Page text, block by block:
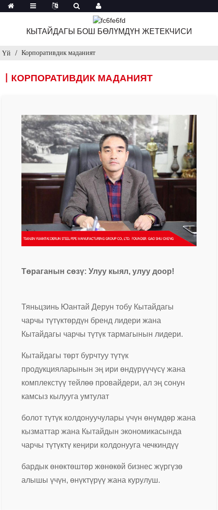
КЫТАЙДАГЫ БОШ БӨЛҮМДҮН ЖЕТЕКЧИСИ
Үй Корпоративдик маданият
丨КОРПОРАТИВДИК МАДАНИЯТ
Төраганын сөзү: Улуу кыял, улуу доор!
Тяньцзинь Юантай Дерун тобу Кытайдагы
чарчы түтүктөрдүн бренд лидери жана
Кытайдагы чарчы түтүк тармагынын лидери.
Кытайдагы төрт бурчтуу түтүк
продукцияларынын эң ири өндүрүүчүсү жана
комплекстүү тейлөө провайдери, ал эң сонун
камсыз кылууга умтулат
болот түтүк колдонуучулары үчүн өнүмдөр жана
кызматтар жана Кытайдын экономикасында
чарчы түтүктү кеңири колдонууга чечкиндүү
бардык өнөктөштөр жөнөкөй бизнес жүргүзө
алышы үчүн, өнүктүрүү жана курулуш.